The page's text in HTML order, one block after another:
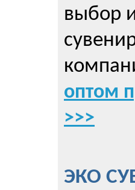
выбор
оптом
>>>
ЭКО